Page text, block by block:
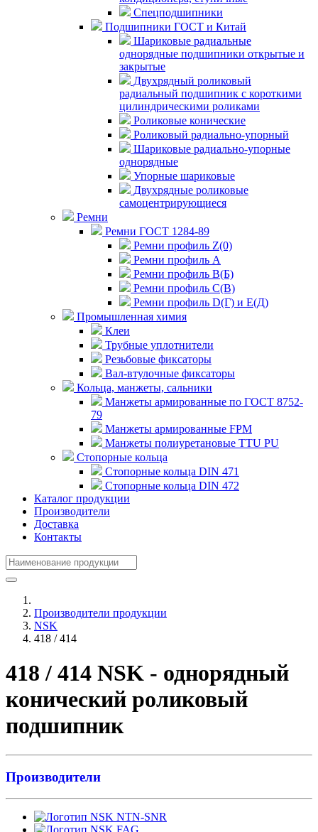
Спецподшипники
Подшипники ГОСТ и Китай
Шариковые радиальные
однорядные подшипники открытые и
закрытые
Двухрядный роликовый
радиальный подшипник с короткими
цилиндрическими роликами
Роликовые конические
Роликовый радиально-упорный
Шариковые радиально-упорные
однорядные
Упорные шариковые
Двухрядные роликовые
самоцентрирующиеся
Ремни
Ремни ГОСТ 1284-89
Ремни профиль Z(0)
Ремни профиль А
Ремни профиль В(Б)
Ремни профиль С(В)
Ремни профиль D(Г) и E(Д)
Промышленная химия
Клеи
Трубные уплотнители
Резьбовые фиксаторы
Вал-втулочные фиксаторы
Кольца, манжеты, сальники
Манжеты армированные по ГОСТ 8752-
79
Манжеты армированные FPM
Манжеты полиуретановые TTU PU
Стопорные кольца
Стопорные кольца DIN 471
Стопорные кольца DIN 472
Каталог продукции
Производители
Доставка
Контакты
Производители продукции
NSK
418 / 414
418 / 414 NSK - однорядный
конический роликовый
подшипник
Производители
NTN-SNR